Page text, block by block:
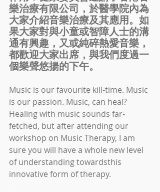
樂治療有限公司，於醫學院內為
大家介紹音樂治療及其應用。如
果大家對與小童或智障人士的溝
通有興趣，又或純碎熱愛音樂，
都歡迎大家出席，與我們度過一
個樂聲悠揚的下午。
Music is our favourite kill-time. Music
is our passion. Music, can heal?
Healing with music sounds far-
fetched, but after attending our
workshop on Music Therapy, I am
sure you will have a whole new level
of understanding towardsthis
innovative form of therapy.